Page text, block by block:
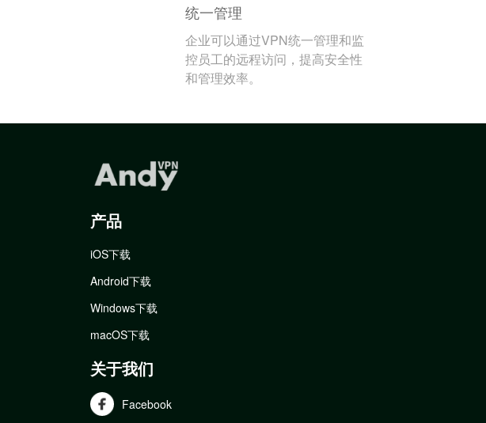
统一管理
企业可以通过VPN统一管理和监
控员工的远程访问，提高安全性
和管理效率。
产品
iOS下载
Android下载
Windows下载
macOS下载
关于我们
Facebook